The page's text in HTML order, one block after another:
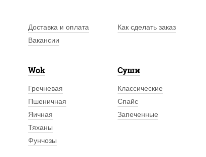
Доставка и оплата Как сделать заказ
Вакансии
Wok
Гречневая
Пшеничная
Яичная
Тяханы
Фунчозы
Суши
Классические
Спайс
Запеченные